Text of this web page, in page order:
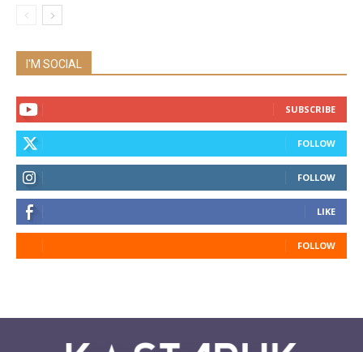
I'M SOCIAL
SUBSCRIBE
FOLLOW
FOLLOW
LIKE
FOLLOW